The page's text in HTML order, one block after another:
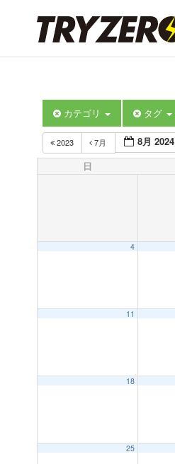
カテゴリ タグ
2023 7月 8月 2024
日
4
11
18
25